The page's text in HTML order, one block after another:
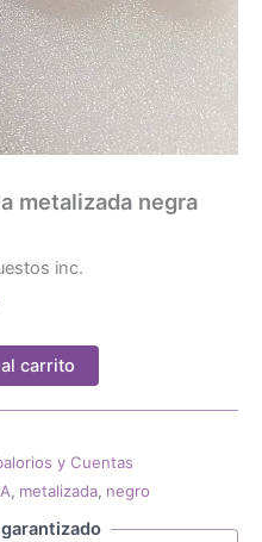
metalizada negra
inc.
carrito
y Cuentas
, metalizada, negro